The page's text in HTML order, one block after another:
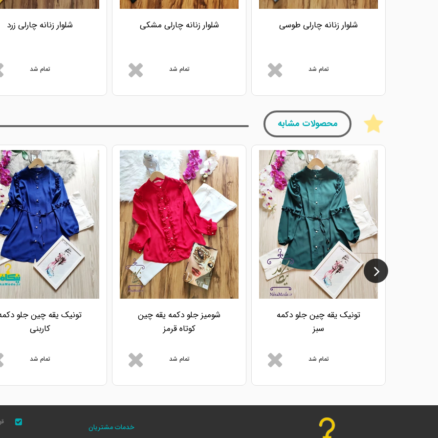
شلوار زنانه چارلی طوسی
تمام شد
شلوار زنانه چارلی مشکی
تمام شد
شلوار زنانه چارلی زرد
تمام شد
محصولات مشابه
تونیک یقه چین جلو دکمه
سبز
تمام شد
شومیز جلو دکمه یقه چین
کوتاه قرمز
تمام شد
تونیک یقه چین جلو
کاربنی
تمام شد
خدمات مشتریان